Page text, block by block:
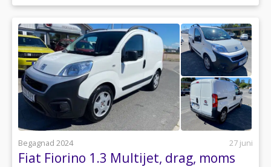
Begagnad 2024 27 juni
Fiat Fiorino 1.3 Multijet, drag, moms